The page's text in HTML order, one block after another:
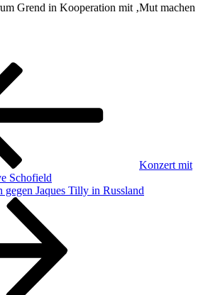
Grend in Kooperation mit ‚Mut machen
Konzert mit
Schofield
gegen Jaques Tilly in Russland